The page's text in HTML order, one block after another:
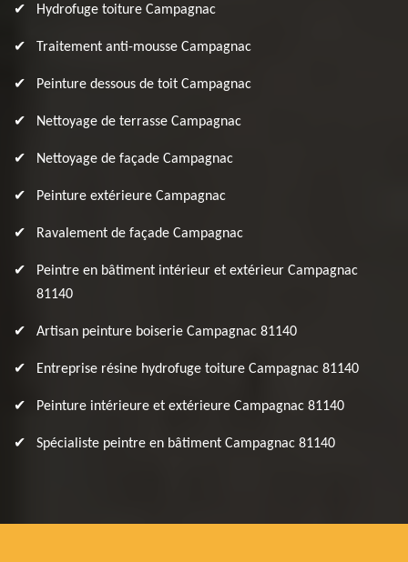
Hydrofuge toiture Campagnac
Traitement anti-mousse Campagnac
Peinture dessous de toit Campagnac
Nettoyage de terrasse Campagnac
Nettoyage de façade Campagnac
Peinture extérieure Campagnac
Ravalement de façade Campagnac
Peintre en bâtiment intérieur et extérieur Campagnac
81140
Artisan peinture boiserie Campagnac 81140
Entreprise résine hydrofuge toiture Campagnac 81140
Peinture intérieure et extérieure Campagnac 81140
Spécialiste peintre en bâtiment Campagnac 81140